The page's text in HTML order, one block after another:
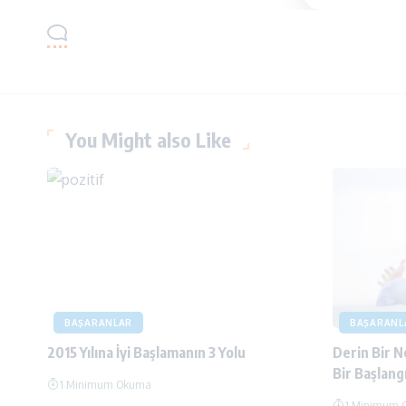
You Might also Like
BAŞARANLAR
2015 Yılına İyi Başlamanın 3 Yolu
1 Minimum Okuma
Derin Bir
Bir